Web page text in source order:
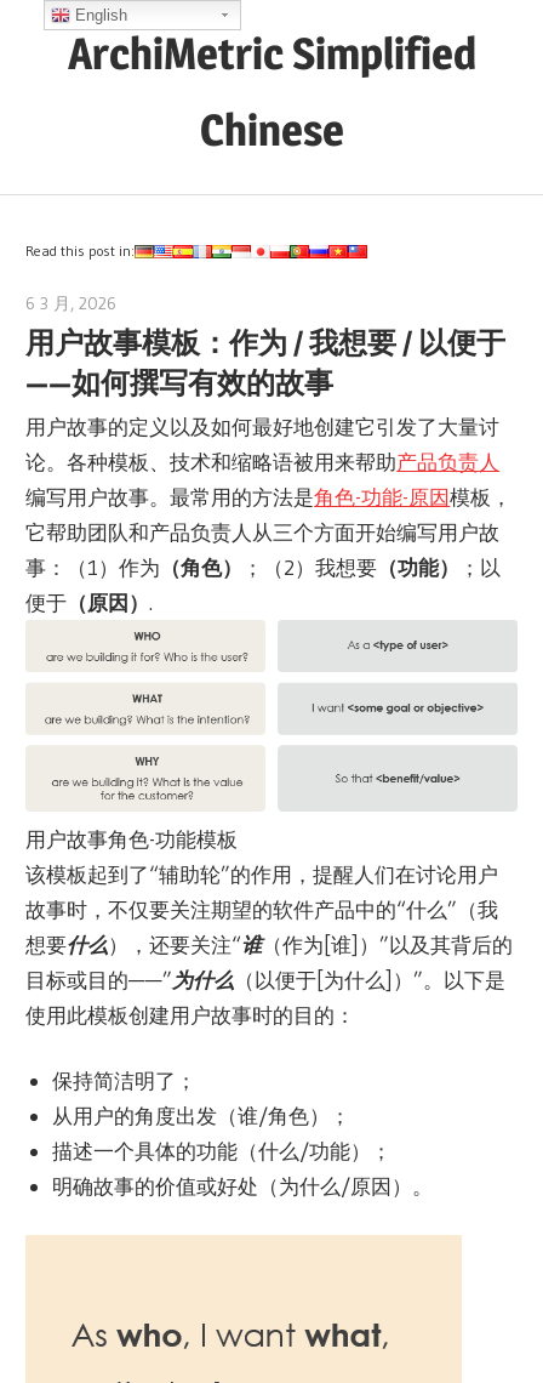
ArchiMetric Simplified
Chinese
Ops,
Agile
and
More
Read this post in:
6 3 月, 2026
用户故事模板：作为 / 我想要 / 以便于
——如何撰写有效的故事
用户故事的定义以及如何最好地创建它引发了大量讨
论。各种模板、技术和缩略语被用来帮助产品负责人
编写用户故事。最常用的方法是角色-功能-原因模板，
它帮助团队和产品负责人从三个方面开始编写用户故
事：（1）作为 （角色） ；（2）我想要 （功能）
；以
便于 （原因）.
用户故事角色-功能模板
该模板起到了“辅助轮”的作用，提醒人们在讨论用户
故事时，不仅要关注期望的软件产品中的“什么”（我
想要什么），还要关注“谁（作为[谁]）”以及其背后的
目标或目的——”为什么 （以便于[为什么]）”。以下是
使用此模板创建用户故事时的目的：
保持简洁明了；
从用户的角度出发（谁/角色）；
描述一个具体的功能（什么/功能）；
明确故事的价值或好处（为什么/原因）。
English